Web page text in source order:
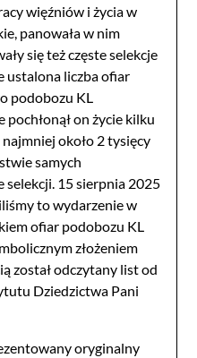
więźniów i życia w
panowała w nim
się też częste selekcje
ustalona liczba ofiar
podobozu KL
on życie kilku
około 2 tysięcy
samych
selekcji. 15 sierpnia 2025
to wydarzenie w
ofiar podobozu KL
złożeniem
został odczytany list od
Dziedzictwa Pani
oryginalny